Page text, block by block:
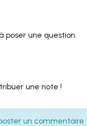
poser une question.
une note !
un commentaire